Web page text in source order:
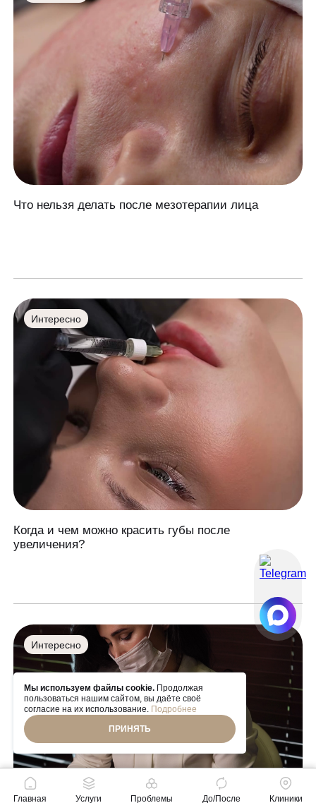
Что нельзя делать после мезотерапии лица
Интересно
Когда и чем можно красить губы после
увеличения?
Интересно
Мы используем файлы cookie. Продолжая
пользоваться нашим сайтом, вы даёте своё
согласие на их использование. Подробнее
ПРИНЯТЬ
Главная Услуги Проблемы До/После Клиники